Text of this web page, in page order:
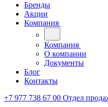
Бренды
Акции
Компания
Компания
О компании
Документы
Блог
Контакты
+7 977 738 67 00 Отдел